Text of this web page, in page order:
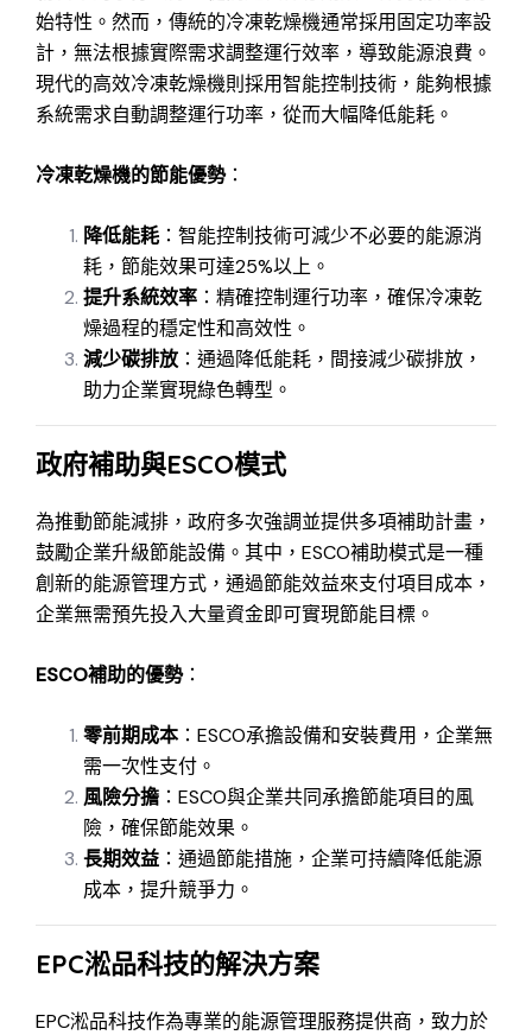
始特性。然而，傳統的冷凍乾燥機通常採用固定功率設
計，無法根據實際需求調整運行效率，導致能源浪費。
現代的高效冷凍乾燥機則採用智能控制技術，能夠根據
系統需求自動調整運行功率，從而大幅降低能耗。
冷凍乾燥機的節能優勢：
降低能耗 ：智能控制技術可減少不必要的能源消
耗，節能效果可達25%以上。
提升系統效率 ：精確控制運行功率，確保冷凍乾
燥過程的穩定性和高效性。
減少碳排放 ：通過降低能耗，間接減少碳排放，
助力企業實現綠色轉型。
政府補助與ESCO模式
為推動節能減排，政府多次強調並提供多項補助計畫，
鼓勵企業升級節能設備。其中，ESCO補助模式是一種
創新的能源管理方式，通過節能效益來支付項目成本，
企業無需預先投入大量資金即可實現節能目標。
ESCO補助的優勢：
零前期成本：ESCO承擔設備和安裝費用，企業無
需一次性支付。
風險分擔 ：ESCO與企業共同承擔節能項目的風
險，確保節能效果。
長期效益 ：通過節能措施，企業可持續降低能源
成本，提升競爭力。
EPC淞品科技的解決方案
EPC淞品科技作為專業的能源管理服務提供商，致力於